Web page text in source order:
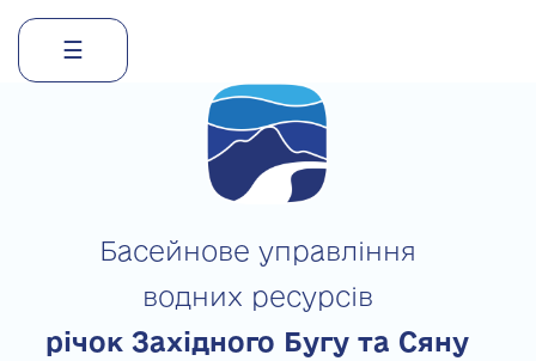
☰
Басейнове управління
водних ресурсів
річок Західного Бугу та Сяну